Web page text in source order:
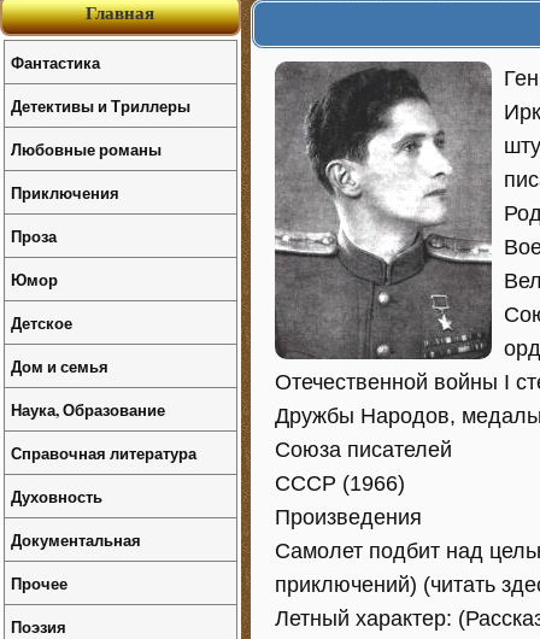
Отечественной войны I
Дружбы Народов,
Союза писателей
СССР (1966)
Произведения
Самолет подбит над
приключений) (читать
Летный характер:
Главная
Фантастика
Детективы и Триллеры
Любовные романы
Приключения
Проза
Юмор
Детское
Дом и семья
Наука, Образование
Справочная литература
Духовность
Документальная
Прочее
Поэзия